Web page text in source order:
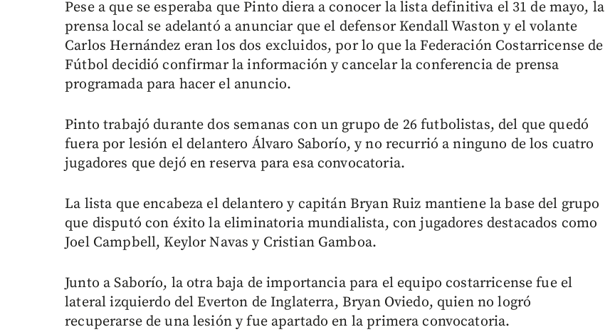
Pese a que se esperaba que Pinto diera a conocer la lista definitiva el 31 de mayo, la
prensa local se adelantó a anunciar que el defensor Kendall Waston y el volante
Carlos Hernández eran los dos excluidos, por lo que la Federación Costarricense de
Fútbol decidió confirmar la información y cancelar la conferencia de prensa
programada para hacer el anuncio.
Pinto trabajó durante dos semanas con un grupo de 26 futbolistas, del que quedó
fuera por lesión el delantero Álvaro Saborío, y no recurrió a ninguno de los cuatro
jugadores que dejó en reserva para esa convocatoria.
La lista que encabeza el delantero y capitán Bryan Ruiz mantiene la base del grupo
que disputó con éxito la eliminatoria mundialista, con jugadores destacados como
Joel Campbell, Keylor Navas y Cristian Gamboa.
Junto a Saborío, la otra baja de importancia para el equipo costarricense fue el
lateral izquierdo del Everton de Inglaterra, Bryan Oviedo, quien no logró
recuperarse de una lesión y fue apartado en la primera convocatoria.